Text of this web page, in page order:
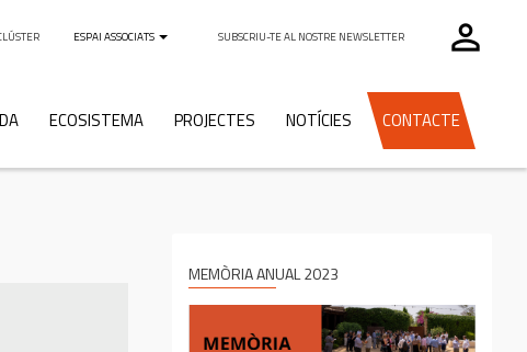
ESPAI ASSOCIATS SUBSCRIU-TE AL NOSTRE NEWSLETTER perm_identity
ECOSISTEMA PROJECTES NOTÍCIES CONTACTE
MEMÒRIA ANUAL 2023